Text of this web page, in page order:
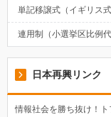
単記移譲式（イギリス
連用制（小選挙区比例
日本再興リンク
情報社会を勝ち抜け！